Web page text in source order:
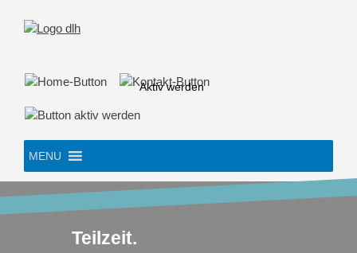
Aktiv werden
MENU
Teilzeit.